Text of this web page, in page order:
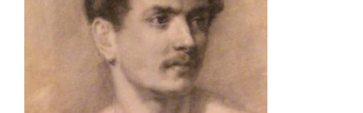
AJOUTER AU PANIER / DÉTAILS